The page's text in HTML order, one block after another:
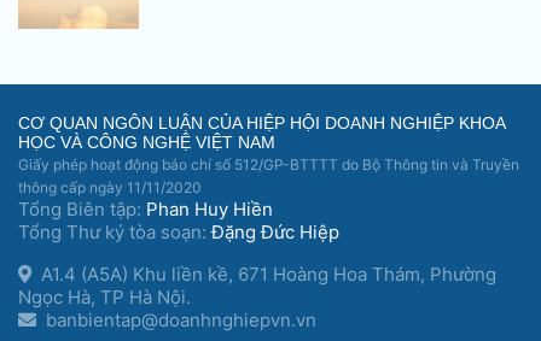
CƠ QUAN NGÔN LUẬN CỦA HIỆP HỘI DOANH NGHIỆP KHOA
HỌC VÀ CÔNG NGHỆ VIỆT NAM
Giấy phép hoạt động báo chí số 512/GP-BTTTT do Bộ Thông tin và Truyền
thông cấp ngày 11/11/2020
Tổng Biên tập: Phan Huy Hiền
Tổng Thư ký tòa soạn:Đặng Đức Hiệp
A1.4 (A5A) Khu liền kề, 671 Hoàng Hoa Thám, Phường
Ngọc Hà, TP Hà Nội.
banbientap@doanhnghiepvn.vn